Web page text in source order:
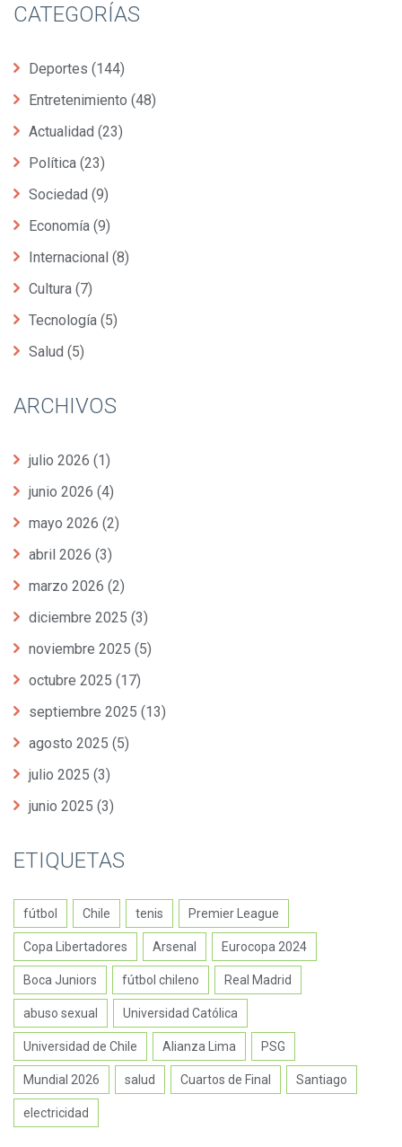
CATEGORÍAS
Deportes (144)
Entretenimiento (48)
Actualidad (23)
Política (23)
Sociedad (9)
Economía (9)
Internacional (8)
Cultura (7)
Tecnología (5)
Salud (5)
ARCHIVOS
julio 2026 (1)
junio 2026 (4)
mayo 2026 (2)
abril 2026 (3)
marzo 2026 (2)
diciembre 2025 (3)
noviembre 2025 (5)
octubre 2025 (17)
septiembre 2025 (13)
agosto 2025 (5)
julio 2025 (3)
junio 2025 (3)
ETIQUETAS
fútbol Chile tenis Premier League
Copa Libertadores Arsenal Eurocopa 2024
Boca Juniors fútbol chileno Real Madrid
abuso sexual Universidad Católica
Universidad de Chile Alianza Lima PSG
Mundial 2026 salud Cuartos de Final Santiago
electricidad